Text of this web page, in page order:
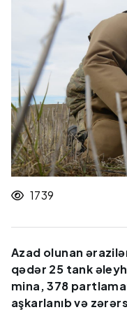
1739
Azad olunan
qədər 25 tank
mina, 378
aşkarlanıb və